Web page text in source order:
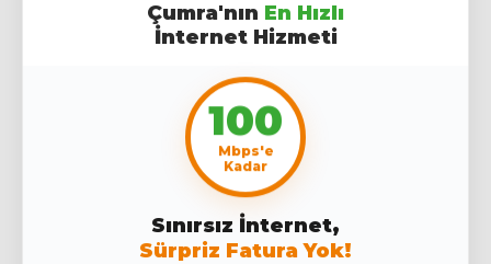
Çumra'nın En Hızlı
İnternet Hizmeti
100
Mbps'e
Kadar
Sınırsız İnternet,
Sürpriz Fatura Yok!